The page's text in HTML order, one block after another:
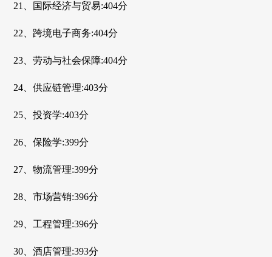
21、国际经济与贸易:404分
22、跨境电子商务:404分
23、劳动与社会保障:404分
24、供应链管理:403分
25、投资学:403分
26、保险学:399分
27、物流管理:399分
28、市场营销:396分
29、工程管理:396分
30、酒店管理:393分